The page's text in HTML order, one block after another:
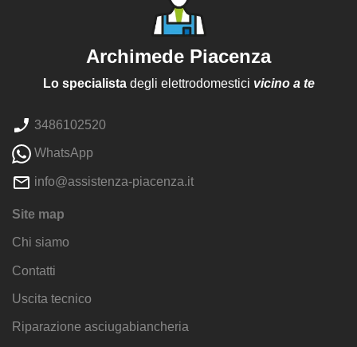
Archimede Piacenza
Lo specialistadegli elettrodomestici vicino a te
3486102520
WhatsApp
info@assistenza-piacenza.it
Site map
Chi siamo
Contatti
Uscita tecnico
Riparazione asciugabiancheria